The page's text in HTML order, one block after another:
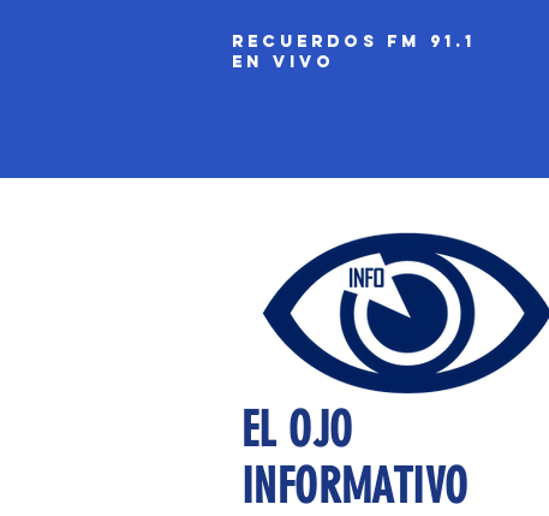
recuerdos fm 91.1
EN VIVO
EL OJO
INFORMATIVO